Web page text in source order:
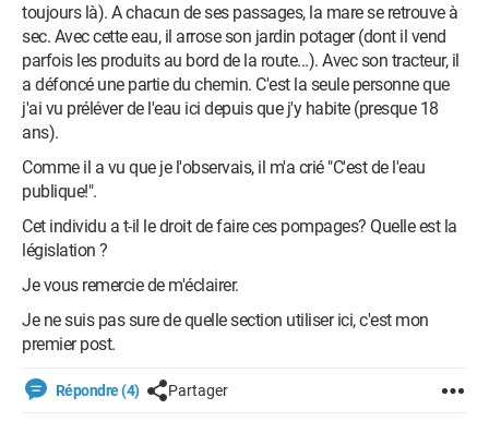
toujours là). A chacun de ses passages, la mare se retrouve à
sec. Avec cette eau, il arrose son jardin potager (dont il vend
parfois les produits au bord de la route...). Avec son tracteur, il
a défoncé une partie du chemin. C'est la seule personne que
j'ai vu préléver de l'eau ici depuis que j'y habite (presque 18
ans).
Comme il a vu que je l'observais, il m'a crié "C'est de l'eau
publique!".
Cet individu a t-il le droit de faire ces pompages? Quelle est la
législation ?
Je vous remercie de m'éclairer.
Je ne suis pas sure de quelle section utiliser ici, c'est mon
premier post.
Répondre (4) Partager